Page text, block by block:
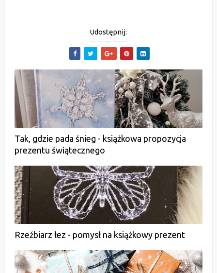
Udostępnij:
Tak, gdzie pada śnieg - książkowa propozycja
prezentu świątecznego
Rzeźbiarz łez - pomysł na książkowy prezent